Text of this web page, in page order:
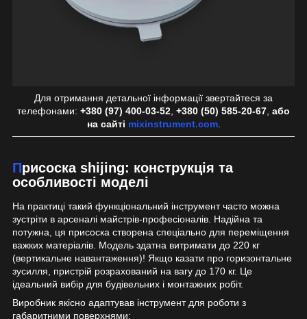
Для отримання детальної інформації звертайтеся за
телефонами: +380 (97) 400-03-52 +380 (50) 585-20-67 або
на сайті mixinstrument.com.
Присоска shijing: конструкція та
особливості моделі
На практиці такий функціональний інструмент часто можна
зустріти в арсеналі майстрів-професіоналів. Надійна та
потужна, ця присоска створена спеціально для переміщення
важких матеріалів. Модель здатна витримати до 220 кг
(вертикальне навантаження)! Якщо казати про горизонтальне
зусилля, пристрій розрахований на вагу до 170 кг. Це
ідеальний вибір для будівельних і монтажних робіт.
Виробник якісно адаптував інструмент для роботи з
габаритними поверхнями: